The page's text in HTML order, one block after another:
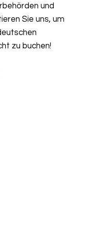
und
Sie uns, um
zu buchen!